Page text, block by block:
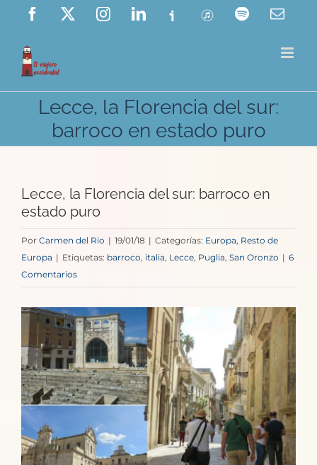
Saltar
contenido
Facebook InstagramLinkedIn
Ivoox ITunes Spotify
Lecce, la Florencia del sur:
barroco en estado puro
Lecce, la Florencia del sur: barroco en
estado puro
Por Carmen del Rio | 19/01/18 | Categorías: Europa Resto de
Europa | Etiquetas: barroco italia Lecce Puglia San Oronzo | 6
Comentarios
Ver
imagen
más
grande